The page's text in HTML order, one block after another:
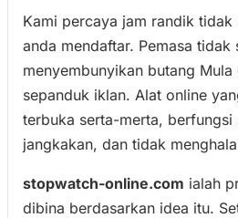
Kami percaya jam randik tidak
anda mendaftar. Pemasa tidak
menyembunyikan butang
sepanduk iklan. Alat online
terbuka serta-merta, berfungsi
jangkakan, dan tidak
stopwatch-online.com ialah
dibina berdasarkan idea itu.